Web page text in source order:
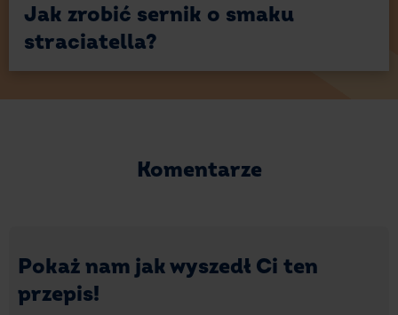
Jak zrobić sernik o smaku
straciatella?
Komentarze
Pokaż nam jak wyszedł Ci ten
przepis!